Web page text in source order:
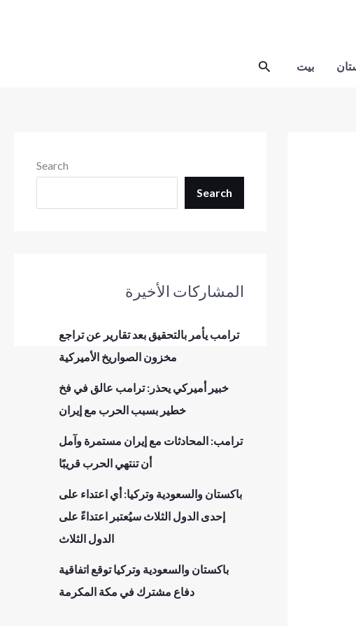
Search بيت
Search
Search
المشاركات الأخيرة
ترامب يأمر بالتحقيق بعد تقارير عن تراجع
مخزون الصواريخ الأميركية
خبير أميركي يحذر: ترامب عالق في فخ
خطير بسبب الحرب مع إيران
ترامب: المحادثات مع إيران مستمرة وآمل
أن تنتهي الحرب قريبًا
باكستان والسعودية وتركيا: أي اعتداء على
إحدى الدول الثلاث سيُعتبر اعتداءً على
الدول الثلاث
باكستان والسعودية وتركيا توقع اتفاقية
دفاع مشترك في مكة المكرمة